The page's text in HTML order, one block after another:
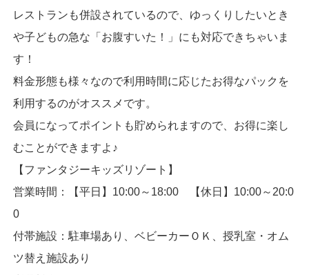
レストランも併設されているので、ゆっくりしたいとき
や子どもの急な「お腹すいた！」にも対応できちゃいま
す！
料金形態も様々なので利用時間に応じたお得なパックを
利用するのがオススメです。
会員になってポイントも貯められますので、お得に楽し
むことができますよ♪
【ファンタジーキッズリゾート】
営業時間：【平日】10:00～18:00 【休日】10:00～20:0
0
付帯施設：駐車場あり、ベビーカーＯＫ、授乳室・オム
ツ替え施設あり